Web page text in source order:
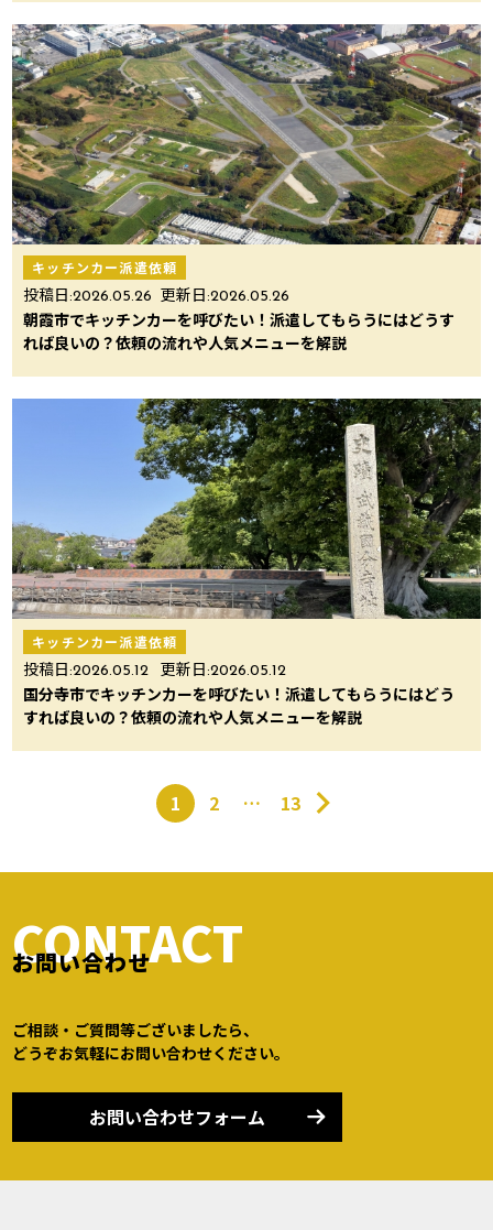
キッチンカー派遣依頼
投稿日:2026.05.26 更新日:2026.05.26
朝霞市でキッチンカーを呼びたい！派遣してもらうにはどうす
れば良いの？依頼の流れや人気メニューを解説
キッチンカー派遣依頼
投稿日:2026.05.12 更新日:2026.05.12
国分寺市でキッチンカーを呼びたい！派遣してもらうにはどう
すれば良いの？依頼の流れや人気メニューを解説
1 2 … 13
CONTACT
お問い合わせ
ご相談・ご質問等ございましたら、
どうぞお気軽にお問い合わせください。
お問い合わせフォーム